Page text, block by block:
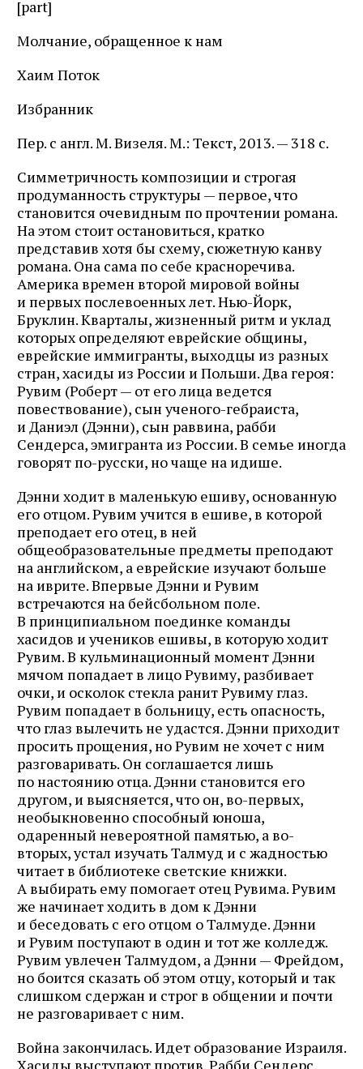
[part]
Молчание, обращенное к нам
Хаим Поток
Избранник
Пер. с англ. М. Визеля. М.: Текст, 2013. — 318 c.
Симметричность композиции и строгая
продуманность структуры — первое, что
становится очевидным по прочтении романа.
На этом стоит остановиться, крат­ко
представив хотя бы схему, сюжетную канву
романа. Она сама по себе красноречива.
Америка времен второй мировой войны
и первых послевоенных лет. Нью-Йорк,
Бруклин. Кварталы, жизненный ритм и уклад
которых определяют еврейские общины,
еврейские иммигранты, выходцы из разных
стран, хасиды из России и Польши. Два героя:
Рувим (Роберт — от его лица ведется
повествование), сын ученого-гебраиста,
и Даниэл (Дэнни), сын раввина, рабби
Сендерса, эмигранта из России. В семье иногда
говорят по-русски, но чаще на идише.
Дэнни ходит в маленькую ешиву, основанную
его отцом. Рувим учится в ешиве, в которой
преподает его отец, в ней
общеобразовательные предметы преподают
на английском, а еврейские изучают больше
на иврите. Впервые Дэнни и Рувим
встречаются на бейсбольном поле.
В принципиальном поединке команды
хасидов и учеников ешивы, в которую ходит
Рувим. В кульминационный момент Дэнни
мячом попадает в лицо Рувиму, разбивает
очки, и осколок стекла ранит Рувиму глаз.
Рувим попадает в больницу, есть опасность,
что глаз вылечить не удастся. Дэнни приходит
просить прощения, но Рувим не хочет с ним
разговаривать. Он соглашается лишь
по настоянию отца. Дэнни становится его
другом, и выясняется, что он, во-первых,
необыкновенно способный юноша,
одаренный невероятной памятью, а во-
вторых, устал изучать Талмуд и с жадностью
читает в библиотеке светские книжки.
А выбирать ему помогает отец Рувима. Рувим
же начинает ходить в дом к Дэнни
и беседовать с его отцом о Талмуде. Дэнни
и Рувим поступают в один и тот же колледж.
Рувим увлечен Талмудом, а Дэнни — Фрейдом,
но боится сказать об этом отцу, который и так
слишком сдержан и строг в общении и почти
не разговаривает с ним.
Война закончилась. Идет образование Израиля.
Хасиды выступают против. Рабби Сендерс,